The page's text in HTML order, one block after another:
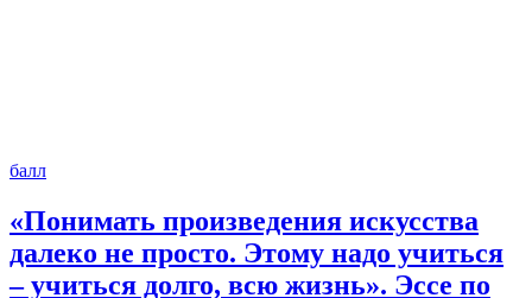
балл
«Понимать произведения искусства
далеко не просто. Этому надо учиться
– учиться долго, всю жизнь». Эссе по